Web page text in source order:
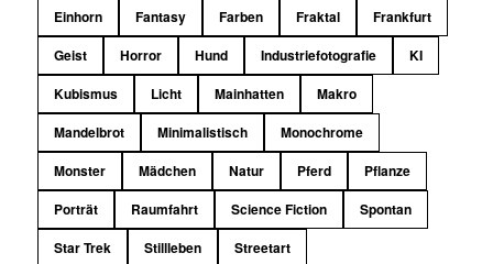
Einhorn
Fantasy Farben Fraktal
Frankfurt
Geist
Horror Hund Industriefotografie
KI
Kubismus
Licht Mainhatten
Makro
Mandelbrot
Minimalistisch
Monochrome
Monster
Mädchen Natur Pferd
Pflanze
Porträt
Raumfahrt Science Fiction
Spontan
Star Trek
Stillleben
Streetart